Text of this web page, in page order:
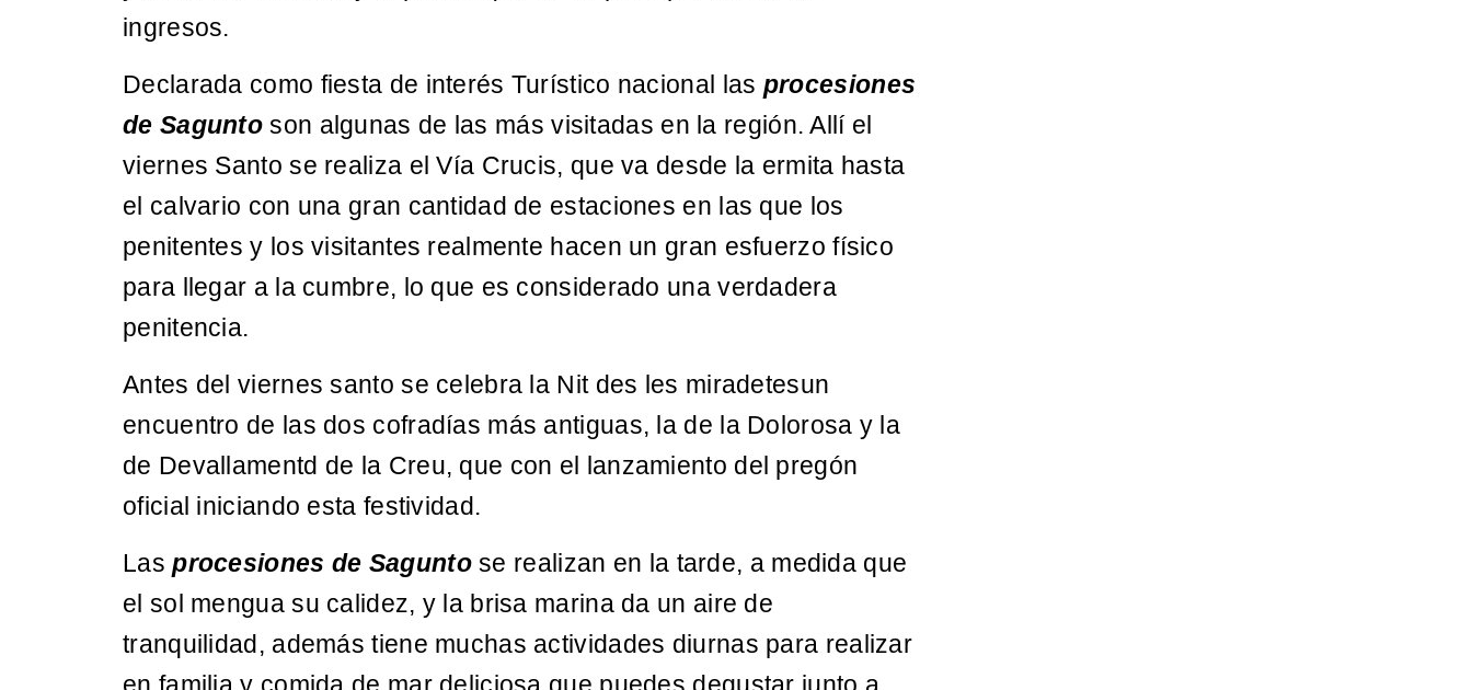
ingresos.
Declarada como fiesta de interés Turístico nacional las procesiones
de Sagunto son algunas de las más visitadas en la región. Allí el
viernes Santo se realiza el Vía Crucis, que va desde la ermita hasta
el calvario con una gran cantidad de estaciones en las que los
penitentes y los visitantes realmente hacen un gran esfuerzo físico
para llegar a la cumbre, lo que es considerado una verdadera
penitencia.
Antes del viernes santo se celebra la Nit des les miradetesun
encuentro de las dos cofradías más antiguas, la de la Dolorosa y la
de Devallamentd de la Creu, que con el lanzamiento del pregón
oficial iniciando esta festividad.
Lasprocesiones de Saguntose realizan en la tarde, a medida que
el sol mengua su calidez, y la brisa marina da un aire de
tranquilidad, además tiene muchas actividades diurnas para realizar